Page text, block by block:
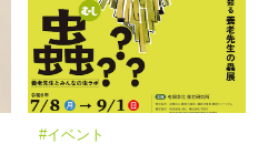
#イベント